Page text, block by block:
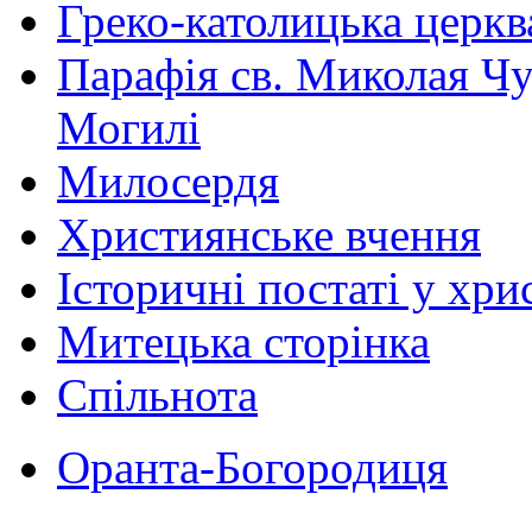
Греко-католицька
Парафія св. Миколая
Могилі
Милосердя
Християнське вчення
Історичні постаті у
Митецька сторінка
Спільнота
Оранта-Богородиця